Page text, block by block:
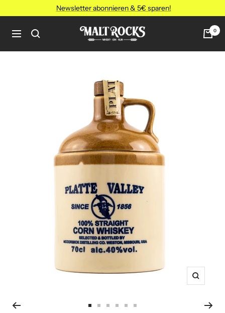
zum
Inhalt
Newsletter abonnieren & 5€ sparen!
Navigation
MALT
ROCKS
0
Zoom